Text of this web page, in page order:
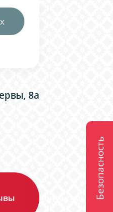
8а
Контакты Безопасность